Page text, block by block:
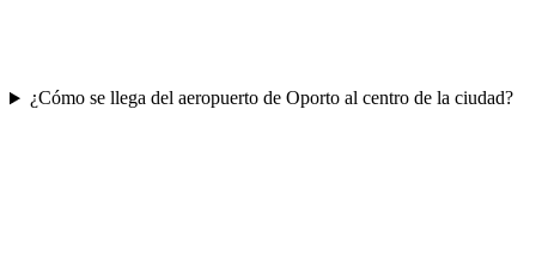
¿Cómo se llega del aeropuerto de Oporto al centro de la ciudad?